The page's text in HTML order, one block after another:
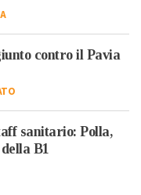
contro il Pavia
sanitario: Polla,
B1